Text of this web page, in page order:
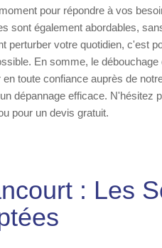
pour répondre à vos
sont également abordables,
perturber votre quotidien, c'est
En somme, le
toute confiance auprès de
dépannage efficace. N'hésitez
pour un devis gratuit.
: Les